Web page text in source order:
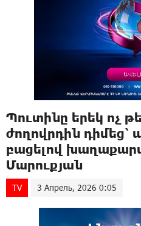
Պուտինը երեկ ոչ
ժողովրդին
բացելով
Մարուքյան
TV 3 Апрель, 2026 0:05